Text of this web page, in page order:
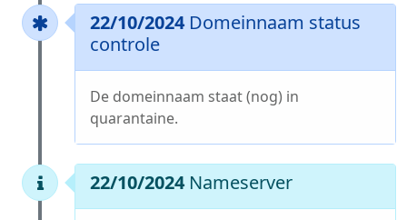
22/10/2024 Domeinnaam status
controle
De domeinnaam staat (nog) in
quarantaine.
22/10/2024 Nameserver